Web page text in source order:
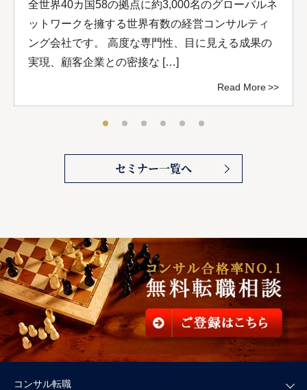
全世界40カ国58の拠点に約3,000名のグローバルネ
ットワークを擁する世界有数の経営コンサルティ
ング会社です。 高度な専門性、目に見える成果の
実現、顧客企業との密接な […]
Read More
セミナー一覧へ
コンサル転職